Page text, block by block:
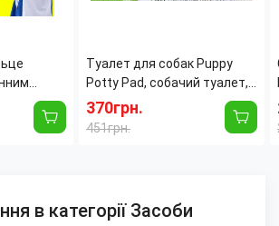
щит
см
Туалет для собак Puppy
Potty Pad, собачий туалет,
лоток для собак, туалет
для цуценят домашній
туалет для
370грн.
451грн.
в категорії Засоби